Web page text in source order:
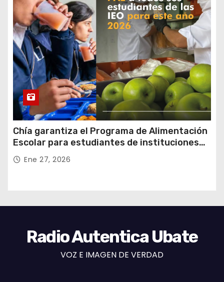
Chía garantiza el Programa de Alimentación
Escolar para estudiantes de instituciones
oficiales
Ene 27, 2026
Radio Autentica Ubate
VOZ E IMAGEN DE VERDAD